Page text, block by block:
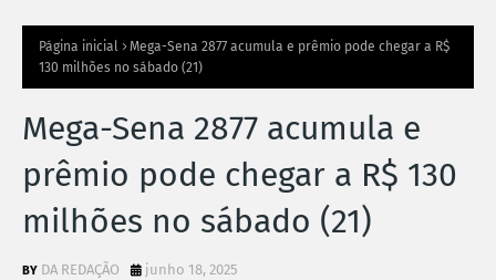
Página inicial
Mega-Sena 2877 acumula e prêmio pode chegar a R$
130 milhões no sábado (21)
Mega-Sena 2877 acumula e
prêmio pode chegar a R$ 130
milhões no sábado (21)
DA REDAÇÃO junho 18, 2025